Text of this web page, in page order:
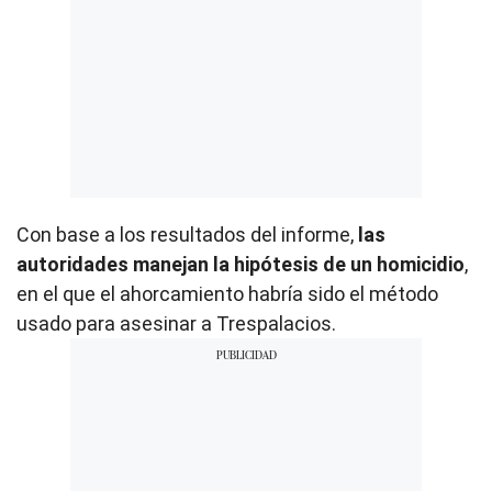
Con base a los resultados del informe, las
autoridades manejan la hipótesis de un homicidio,
en el que el ahorcamiento habría sido el método
usado para asesinar a Trespalacios.